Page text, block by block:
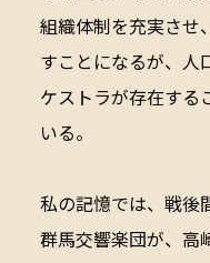
組織体制を充実させ
すことになるが、人
ケストラが存在する
いる。
私の記憶では、戦後
群馬交響楽団が、高